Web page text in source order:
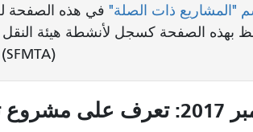
"المشاريع ذات الصلة"في هذه الصفحة
بهذه الصفحة كسجل لأنشطة هيئة
(SFMTA) للتواصل مع المجتمع.
16